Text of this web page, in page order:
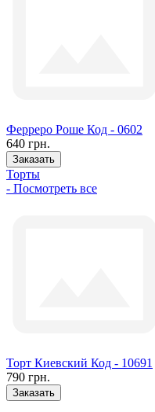
Ферреро Роше Код - 0602
640 грн.
Заказать
Торты
- Посмотреть все
Торт Киевский Код - 10691
790 грн.
Заказать